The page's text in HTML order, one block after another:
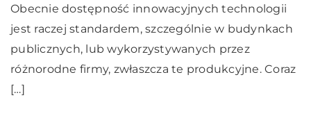
Obecnie dostępność innowacyjnych technologii
jest raczej standardem, szczególnie w budynkach
publicznych, lub wykorzystywanych przez
różnorodne firmy, zwłaszcza te produkcyjne. Coraz
[…]